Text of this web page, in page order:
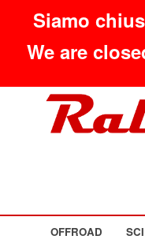
Siamo
We are
OFFROAD SCI